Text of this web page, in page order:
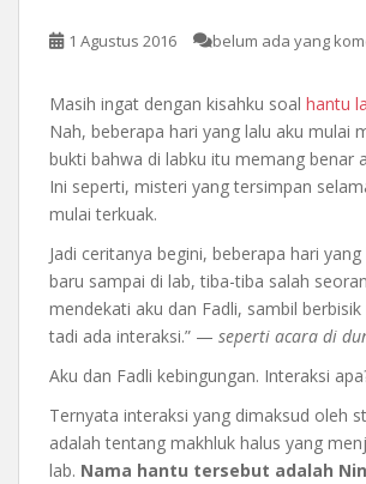
1 Agustus 2016 belum ada yang
Masih ingat dengan kisahku soal hantu
Nah, beberapa hari yang lalu aku mulai
bukti bahwa di labku itu memang benar
Ini seperti, misteri yang tersimpan
mulai terkuak.
Jadi ceritanya begini, beberapa hari
baru sampai di lab, tiba-tiba salah
mendekati aku dan Fadli, sambil berbisik
tadi ada interaksi.” — seperti acara di
Aku dan Fadli kebingungan. Interaksi
Ternyata interaksi yang dimaksud oleh
adalah tentang makhluk halus yang
lab. Nama hantu tersebut adalah